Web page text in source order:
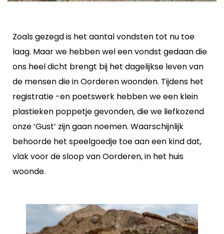
Zoals gezegd is het aantal vondsten tot nu toe
laag. Maar we hebben wel een vondst gedaan die
ons heel dicht brengt bij het dagelijkse leven van
de mensen die in Oorderen woonden. Tijdens het
registratie -en poetswerk hebben we een klein
plastieken poppetje gevonden, die we liefkozend
onze ‘Gust’ zijn gaan noemen. Waarschijnlijk
behoorde het speelgoedje toe aan een kind dat,
vlak voor de sloop van Oorderen, in het huis
woonde.